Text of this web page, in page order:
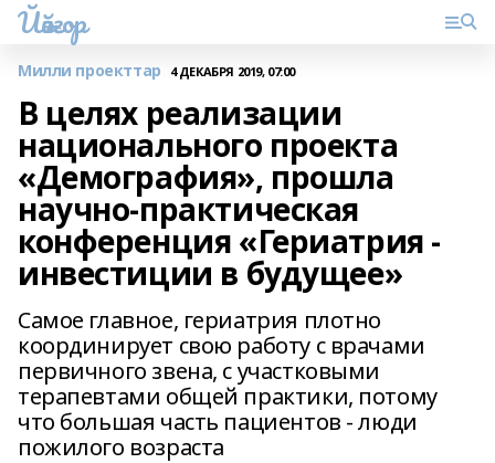
Йәйғор
Милли проекттар 4 ДЕКАБРЯ 2019, 07:00
В целях реализации
национального проекта
«Демография», прошла
научно-практическая
конференция «Гериатрия -
инвестиции в будущее»
Самое главное, гериатрия плотно
координирует свою работу с врачами
первичного звена, с участковыми
терапевтами общей практики, потому
что большая часть пациентов - люди
пожилого возраста